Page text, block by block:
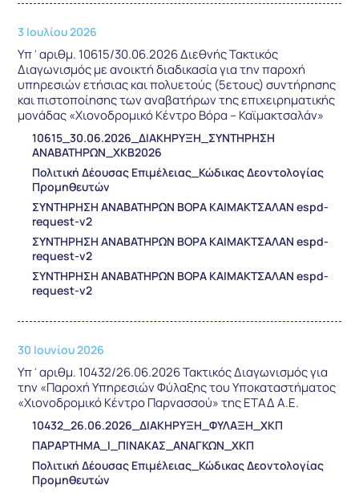
3 Ιουλίου 2026
Υπ΄αριθμ. 10615/30.06.2026 Διεθνής Τακτικός
Διαγωνισμός με ανοικτή διαδικασία για την παροχή
υπηρεσιών ετήσιας και πολυετούς (5ετους) συντήρησης
και πιστοποίησης των αναβατήρων της επιχειρηματικής
μονάδας «Χιονοδρομικό Κέντρο Βόρα – Καϊμακτσαλάν»
10615_30.06.2026_ΔΙΑΚΗΡΥΞΗ_ΣΥΝΤΗΡΗΣΗ
ΑΝΑΒΑΤΗΡΩΝ_ΧΚΒ2026
Πολιτική Δέουσας Επιμέλειας_Κώδικας Δεοντολογίας
Προμηθευτών
ΣΥΝΤΗΡΗΣΗ ΑΝΑΒΑΤΗΡΩΝ ΒΟΡΑ ΚΑΙΜΑΚΤΣΑΛΑΝ espd-
request-v2
ΣΥΝΤΗΡΗΣΗ ΑΝΑΒΑΤΗΡΩΝ ΒΟΡΑ ΚΑΙΜΑΚΤΣΑΛΑΝ espd-
request-v2
ΣΥΝΤΗΡΗΣΗ ΑΝΑΒΑΤΗΡΩΝ ΒΟΡΑ ΚΑΙΜΑΚΤΣΑΛΑΝ espd-
request-v2
30 Ιουνίου 2026
Υπ΄αριθμ. 10432/26.06.2026 Τακτικός Διαγωνισμός για
την «Παροχή Υπηρεσιών Φύλαξης του Υποκαταστήματος
«Χιονοδρομικό Κέντρο Παρνασσού» της ΕΤΑΔ Α.Ε.
10432_26.06.2026_ΔΙΑΚΗΡΥΞΗ_ΦΥΛΑΞΗ_ΧΚΠ
ΠΑΡΑΡΤΗΜΑ_Ι_ΠΙΝΑΚΑΣ_ΑΝΑΓΚΩΝ_ΧΚΠ
Πολιτική Δέουσας Επιμέλειας_Κώδικας Δεοντολογίας
Προμηθευτών